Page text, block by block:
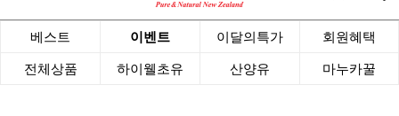
베스트 이벤트 이달의특가 회원혜택
전체상품 하이웰초유 산양유 마누카꿀